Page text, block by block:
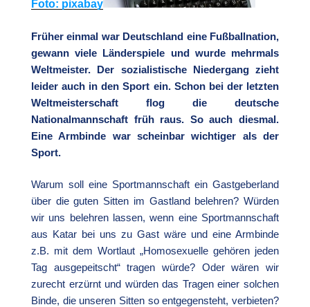
Foto: pixabay
Früher einmal war Deutschland eine Fußballnation,
gewann viele Länderspiele und wurde mehrmals
Weltmeister. Der sozialistische Niedergang zieht
leider auch in den Sport ein. Schon bei der letzten
Weltmeisterschaft flog die deutsche
Nationalmannschaft früh raus. So auch diesmal.
Eine Armbinde war scheinbar wichtiger als der
Sport.
Warum soll eine Sportmannschaft ein Gastgeberland
über die guten Sitten im Gastland belehren? Würden
wir uns belehren lassen, wenn eine Sportmannschaft
aus Katar bei uns zu Gast wäre und eine Armbinde
z.B. mit dem Wortlaut „Homosexuelle gehören jeden
Tag ausgepeitscht“ tragen würde? Oder wären wir
zurecht erzürnt und würden das Tragen einer solchen
Binde, die unseren Sitten so entgegensteht, verbieten?